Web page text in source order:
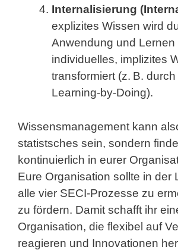
Internalisierung
explizites Wissen wird
Anwendung und Lernen
individuelles, implizites
transformiert (z. B.
Learning-by-Doing).
Wissensmanagement kann
statistsches sein, sondern
kontinuierlich in eurer
Eure Organisation sollte in der
alle vier SECI-Prozesse zu
zu fördern. Damit schafft ihr
Organisation, die flexibel auf
reagieren und Innovationen